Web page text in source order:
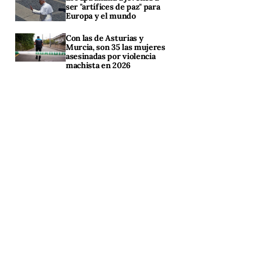
ser "artífices de paz" para
Europa y el mundo
Con las de Asturias y
Murcia, son 35 las mujeres
asesinadas por violencia
machista en 2026